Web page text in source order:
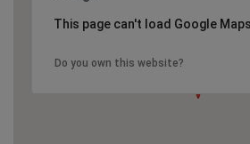
This page can't load Google
Do you own this website?